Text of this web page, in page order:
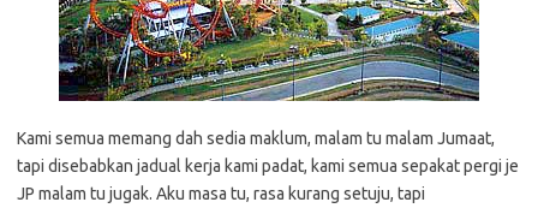
Kami semua memang dah sedia maklum, malam tu malam Jumaat,
tapi disebabkan jadual kerja kami padat, kami semua sepakat pergi je
JP malam tu jugak. Aku masa tu, rasa kurang setuju, tapi